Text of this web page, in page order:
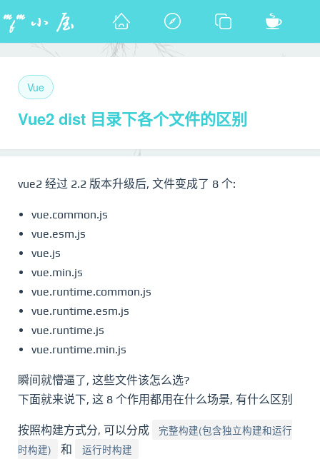
Vue
Vue2 dist 目录下各个文件的区别
vue2 经过 2.2 版本升级后, 文件变成了 8 个:
vue.common.js
vue.esm.js
vue.js
vue.min.js
vue.runtime.common.js
vue.runtime.esm.js
vue.runtime.js
vue.runtime.min.js
瞬间就懵逼了, 这些文件该怎么选?
下面就来说下, 这 8 个作用都用在什么场景, 有什么区别
按照构建方式分, 可以分成
完整构建(包含独立构建和运行
时构建)
和 运行时构建